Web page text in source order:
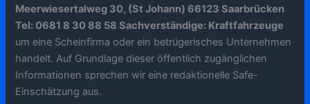
Meerwiesertalweg 30, (St Johann) 66123 Saarbrücken
Tel: 0681 8 30 88 58 Sachverständige: Kraftfahrzeuge
um eine Scheinfirma oder ein betrügerisches Unternehmen
handelt. Auf Grundlage dieser öffentlich zugänglichen
Informationen sprechen wir eine redaktionelle Safe-
Einschätzung aus.